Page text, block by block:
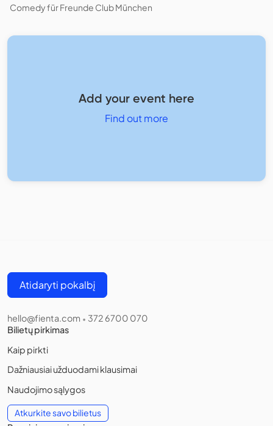
Comedy für Freunde Club München
Add your event here
Find out more
Atidaryti pokalbį
hello@fienta.com • 372 6700 070
Bilietų pirkimas
Kaip pirkti
Dažniausiai užduodami klausimai
Naudojimo sąlygos
Atkurkite savo bilietus